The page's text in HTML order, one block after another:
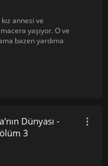
annesi ve
yaşıyor. O ve
bazen yardıma
Dünyası -
3